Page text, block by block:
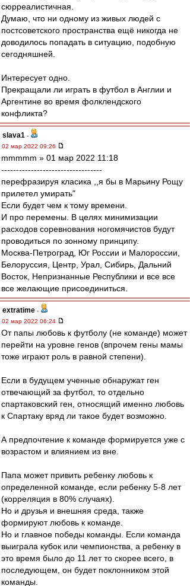
сюрреалистичная.
Думаю, что ни одному из живых людей с
постсоветского пространства ещё никогда не
доводилось попадать в ситуацию, подобную
сегодняшней.
Интересует одно.
Прекращали ли играть в футбол в Англии и
Аргентине во время фолклендского
конфликта?
slava1 -
02 мар 2022 09:26
mmmmm » 01 мар 2022 11:18
----------------------------------
перефразируя класика ,,я бы в Марьину Рощу
прилетел умирать"
Если будет чем к тому времени.
И про перемены. В целях минимизации
расходов соревнования ногомячистов будут
проводиться по зонному принципу.
Москва-Петроград, Юг России и Малороссии,
Белоруссия, Центр, Урал, Сибирь, Дальний
Восток, Непризнанные Республики и все все
все желающие присоединиться.
extratime -
02 мар 2022 06:24
От папы любовь к футболу (не команде) может
перейти на уровне генов (впрочем гены мамы
тоже играют роль в равной степени).
Если в будущем ученные обнаружат ген
отвечающий за футбол, то отдельно
спартаковский ген, относящий именно любовь
к Спартаку вряд ли такое будет возможно.
А предпочтение к команде формируется уже с
возрастом и влиянием из вне.
Папа может привить ребенку любовь к
определенной команде, если ребенку 5-8 лет
(корреляция в 80% случаях).
Но и друзья и внешняя среда, также
формируют любовь к команде.
Но и главное победы команды. Если команда
выиграла кубок или чемпионства, а ребенку в
это время было до 11 лет то скорее всего, в
последующем, он будет поклонником этой
команды.